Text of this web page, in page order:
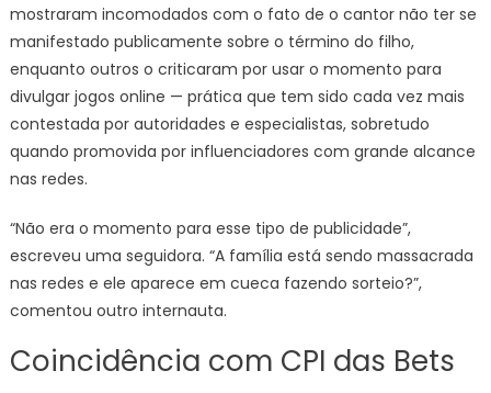
mostraram incomodados com o fato de o cantor não ter se
manifestado publicamente sobre o término do filho,
enquanto outros o criticaram por usar o momento para
divulgar jogos online — prática que tem sido cada vez mais
contestada por autoridades e especialistas, sobretudo
quando promovida por influenciadores com grande alcance
nas redes.
“Não era o momento para esse tipo de publicidade”,
escreveu uma seguidora. “A família está sendo massacrada
nas redes e ele aparece em cueca fazendo sorteio?”,
comentou outro internauta.
Coincidência com CPI das Bets